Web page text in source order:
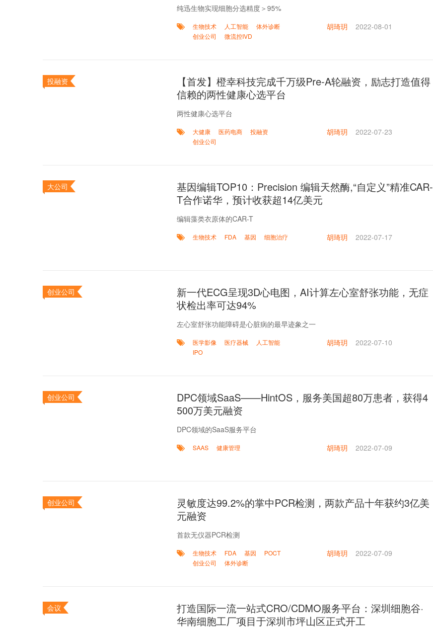
纯迅生物实现细胞分选精度＞95%
生物技术 人工智能
体外诊断
创业公司
微流控IVD
胡琦玥 2022-08-01
投融资
【首发】橙幸科技完成千万级Pre-A轮融资，励志打造值得
信赖的两性健康心选平台
两性健康心选平台
大健康 医药电商
投融资
创业公司
胡琦玥 2022-07-23
大公司
基因编辑TOP10：Precision 编辑天然酶,“自定义”精准CAR-
T合作诺华，预计收获超14亿美元
编辑藻类衣原体的CAR-T
生物技术 FDA 基因 细胞治疗 胡琦玥 2022-07-17
创业公司
新一代ECG呈现3D心电图，AI计算左心室舒张功能，无症
状检出率可达94%
左心室舒张功能障碍是心脏病的最早迹象之一
医学影像 医疗器械
人工智能
IPO
胡琦玥 2022-07-10
创业公司
DPC领域SaaS——HintOS，服务美国超80万患者，获得4
500万美元融资
DPC领域的SaaS服务平台
SAAS 健康管理 胡琦玥 2022-07-09
创业公司
灵敏度达99.2%的掌中PCR检测，两款产品十年获约3亿美
元融资
首款无仪器PCR检测
生物技术 FDA 基因
POCT
创业公司
体外诊断
胡琦玥 2022-07-09
会议
打造国际一流一站式CRO/CDMO服务平台：深圳细胞谷·
华南细胞工厂项目于深圳市坪山区正式开工